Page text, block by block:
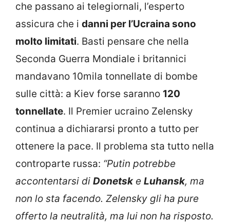
che passano ai telegiornali, l’esperto
assicura che i danni per l’Ucraina sono
molto limitati. Basti pensare che nella
Seconda Guerra Mondiale i britannici
mandavano 10mila tonnellate di bombe
sulle città: a Kiev forse saranno 120
tonnellate. Il Premier ucraino Zelensky
continua a dichiararsi pronto a tutto per
ottenere la pace. Il problema sta tutto nella
controparte russa: “Putin potrebbe
accontentarsi di Donetske Luhansk, ma
non lo sta facendo. Zelensky gli ha pure
offerto la neutralità, ma lui non ha risposto.